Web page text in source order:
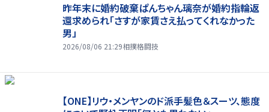
昨年末に婚約破棄ぱんちゃん璃奈が婚約指輪返
還求められ「さすが家賃さえ払ってくれなかった
男」
2026/08/06 21:29相撲格闘技
【ONE】リウ・メンヤンのド派手髪色＆スーツ、態度